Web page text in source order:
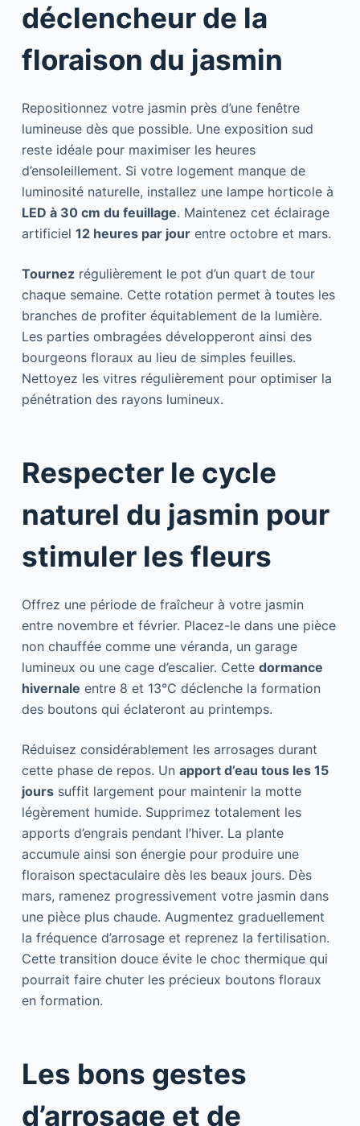
déclencheur de la
floraison du jasmin
Repositionnez votre jasmin près d’une fenêtre
lumineuse dès que possible. Une exposition sud
reste idéale pour maximiser les heures
d’ensoleillement. Si votre logement manque de
luminosité naturelle, installez une lampe horticole à
LED à 30 cm du feuillage. Maintenez cet éclairage
artificiel 12 heures par jourentre octobre et mars.
Tournezrégulièrement le pot d’un quart de tour
chaque semaine. Cette rotation permet à toutes les
branches de profiter équitablement de la lumière.
Les parties ombragées développeront ainsi des
bourgeons floraux au lieu de simples feuilles.
Nettoyez les vitres régulièrement pour optimiser la
pénétration des rayons lumineux.
Respecter le cycle
naturel du jasmin pour
stimuler les fleurs
Offrez une période de fraîcheur à votre jasmin
entre novembre et février. Placez-le dans une pièce
non chauffée comme une véranda, un garage
lumineux ou une cage d’escalier. Cette dormance
hivernale entre 8 et 13°C déclenche la formation
des boutons qui éclateront au printemps.
Réduisez considérablement les arrosages durant
cette phase de repos. Un apport d’eau tous les 15
jourssuffit largement pour maintenir la motte
légèrement humide. Supprimez totalement les
apports d’engrais pendant l’hiver. La plante
accumule ainsi son énergie pour produire une
floraison spectaculaire dès les beaux jours. Dès
mars, ramenez progressivement votre jasmin dans
une pièce plus chaude. Augmentez graduellement
la fréquence d’arrosage et reprenez la fertilisation.
Cette transition douce évite le choc thermique qui
pourrait faire chuter les précieux boutons floraux
en formation.
Les bons gestes
d’arrosage et de